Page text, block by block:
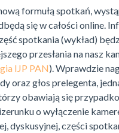
formułą spotkań,
się w całości online.
spotkania (wykład)
przesłania na nasz
IJP PAN). Wprawdzie
oraz głos prelegenta,
obawiają się
o wyłączenie
dyskusyjnej, części